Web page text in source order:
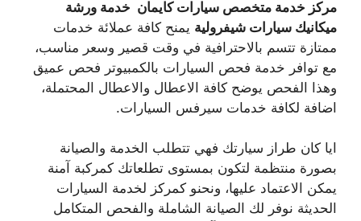
مركز خدمة متخصص سيارات كايمان خدمة ورشة
ميكانيك سيارات شيفرولية يمنح كافة عملائة خدمات
ممتازة تتسم بالاحترافية في وقت قصير وسعر مناسب،
مع توافر خدمة فحص السيارات بالكمبيوتر فحص عميق
وهذا الفحص يوضح كافة الاعطال والاعطال المحتملة،
اضافة لكافة خدمات سيرفس السيارات.
ايا كان طراز سيارتك فهي تتطلب الخدمة والصيانة
بصورة منتظمة لتكون بمستوى تطلعاتك كمركبة آمنة
يمكن الاعتماد عليها، ونحنو كمركز لخدمة السيارات
الحديثة نوفر لك الصيانة الشاملة والفحص المتكامل